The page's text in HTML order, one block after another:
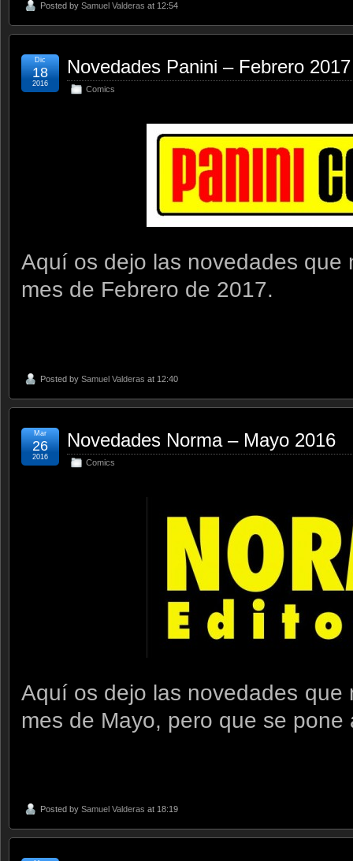
Posted by Samuel Valderas at 12:54
Novedades Panini – Febrero 2017
Comics
Dic
18
2016
Aquí os dejo las novedades
mes de Febrero de 2017.
Posted by Samuel Valderas at 12:40
Novedades Norma – Mayo 2016
Comics
Mar
26
2016
Aquí os dejo las novedades
mes de Mayo, pero que se pone
Posted by Samuel Valderas at 18:19